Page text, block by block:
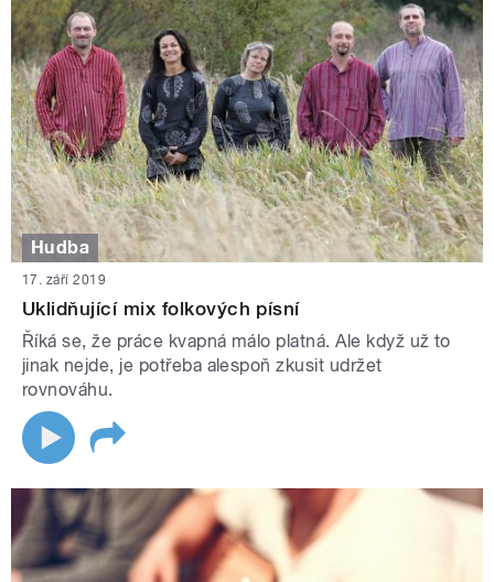
Hudba
17. září 2019
Uklidňující mix folkových písní
Říká se, že práce kvapná málo platná. Ale když už to
jinak nejde, je potřeba alespoň zkusit udržet
rovnováhu.